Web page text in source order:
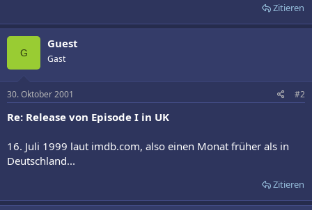
Zitieren
G
Guest
Gast
30. Oktober 2001 #2
Re: Release von Episode I in UK
16. Juli 1999 laut imdb.com, also einen Monat früher als in
Deutschland...
Zitieren